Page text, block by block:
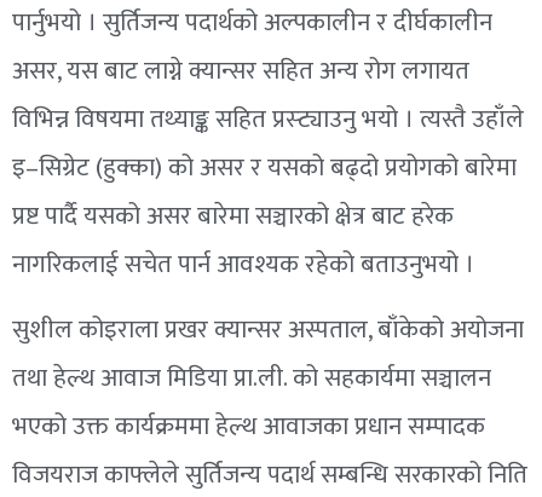
पार्नुभयो । सुर्तिजन्य पदार्थको अल्पकालीन र दीर्घकालीन
असर, यस बाट लाग्ने क्यान्सर सहित अन्य रोग लगायत
विभिन्न विषयमा तथ्याङ्क सहित प्रस्ट्याउनु भयो । त्यस्तै उहाँले
इ–सिग्रेट (हुक्का) को असर र यसको बढ्दो प्रयोगको बारेमा
प्रष्ट पार्दै यसको असर बारेमा सञ्चारको क्षेत्र बाट हरेक
नागरिकलाई सचेत पार्न आवश्यक रहेको बताउनुभयो ।
सुशील कोइराला प्रखर क्यान्सर अस्पताल, बाँकेको अयोजना
तथा हेल्थ आवाज मिडिया प्रा.ली. को सहकार्यमा सञ्चालन
भएको उक्त कार्यक्रममा हेल्थ आवाजका प्रधान सम्पादक
विजयराज काफ्लेले सुर्तिजन्य पदार्थ सम्बन्धि सरकारको निति